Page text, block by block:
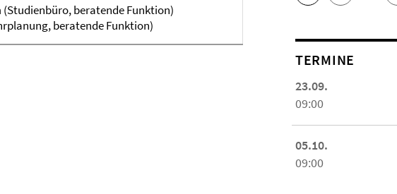
beratende Funktion)
beratende Funktion)
TERMINE
23.09.
09:00
05.10.
09:00